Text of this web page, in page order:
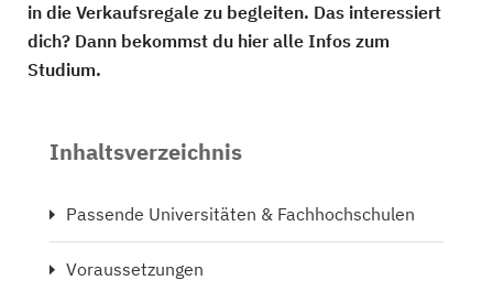
in die Verkaufsregale zu begleiten. Das interessiert
dich? Dann bekommst du hier alle Infos zum
Studium.
Inhaltsverzeichnis
Passende Universitäten & Fachhochschulen
Voraussetzungen